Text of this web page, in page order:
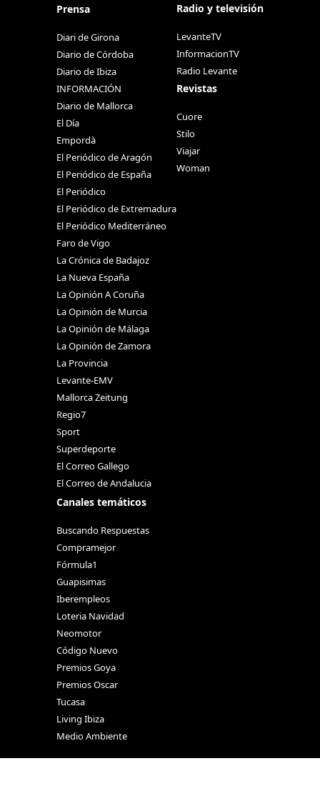
Prensa
Diari de Girona
Diario de Córdoba
Diario de Ibiza
INFORMACIÓN
Diario de Mallorca
El Día
Empordà
El Periódico de Aragón
El Periódico de España
El Periódico
El Periódico de Extremadura
El Periódico Mediterráneo
Faro de Vigo
La Crónica de Badajoz
La Nueva España
La Opinión A Coruña
La Opinión de Murcia
La Opinión de Málaga
La Opinión de Zamora
La Provincia
Levante-EMV
Mallorca Zeitung
Regio7
Sport
Superdeporte
El Correo Gallego
El Correo de Andalucia
Canales temáticos
Buscando Respuestas
Compramejor
Fórmula1
Guapisimas
Iberempleos
Loteria Navidad
Neomotor
Código Nuevo
Premios Goya
Premios Oscar
Tucasa
Living Ibiza
Medio Ambiente
Radio y televisión
LevanteTV
InformacionTV
Radio Levante
Revistas
Cuore
Stilo
Viajar
Woman